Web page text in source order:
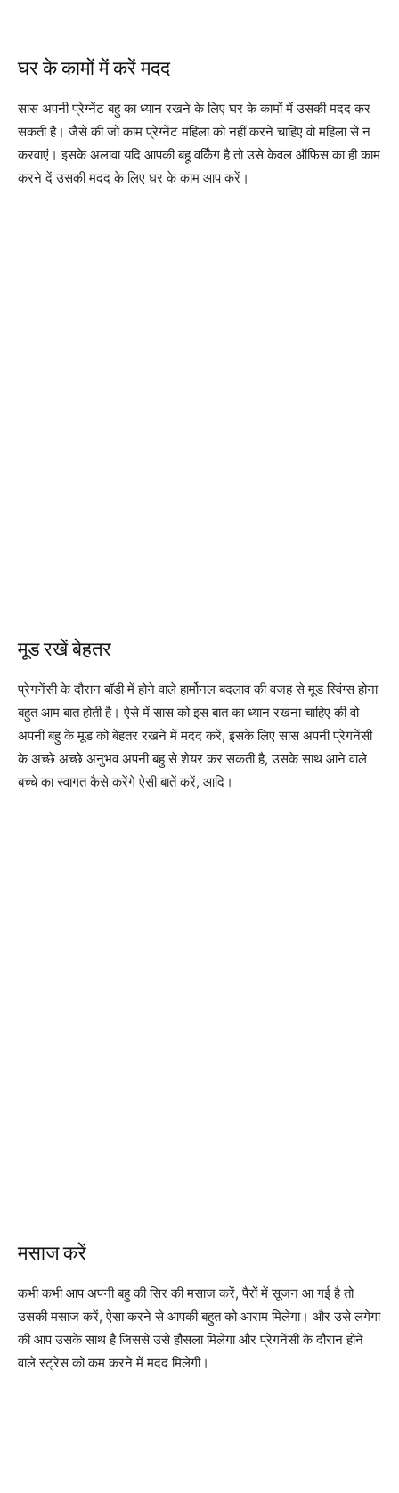
घर के कामों में करें मदद
सास अपनी प्रेग्नेंट बहु का ध्यान रखने के लिए घर के कामों में उसकी मदद कर
सकती है। जैसे की जो काम प्रेग्नेंट महिला को नहीं करने चाहिए वो महिला से न
करवाएं। इसके अलावा यदि आपकी बहू वर्किंग है तो उसे केवल ऑफिस का ही काम
करने दें उसकी मदद के लिए घर के काम आप करें।
मूड रखें बेहतर
प्रेगनेंसी के दौरान बॉडी में होने वाले हार्मोनल बदलाव की वजह से मूड स्विंग्स होना
बहुत आम बात होती है। ऐसे में सास को इस बात का ध्यान रखना चाहिए की वो
अपनी बहु के मूड को बेहतर रखने में मदद करें, इसके लिए सास अपनी प्रेगनेंसी
के अच्छे अच्छे अनुभव अपनी बहु से शेयर कर सकती है, उसके साथ आने वाले
बच्चे का स्वागत कैसे करेंगे ऐसी बातें करें, आदि।
मसाज करें
कभी कभी आप अपनी बहु की सिर की मसाज करें, पैरों में सूजन आ गई है तो
उसकी मसाज करें, ऐसा करने से आपकी बहुत को आराम मिलेगा। और उसे लगेगा
की आप उसके साथ है जिससे उसे हौसला मिलेगा और प्रेगनेंसी के दौरान होने
वाले स्ट्रेस को कम करने में मदद मिलेगी।